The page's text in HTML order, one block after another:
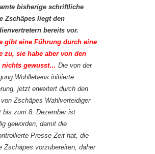
bisherige schriftliche
Zschäpes liegt den
bereits vor.
gibt eine Führung durch eine
zu, sie habe aber von den
nichts gewusst… Die von der
Wohllebens initiierte
jetzt erweitert durch den
von Zschäpes Wahlverteidiger
bis zum 8. Dezember ist
geworden, damit die
Presse Zeit hat, die
Zschäpes vorzubereiten, daher